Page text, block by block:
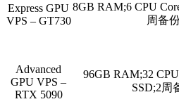
Express GPU
VPS – GT730
8GB RAM;6 CPU
周备
Advanced
GPU VPS –
RTX 5090
96GB RAM;32
SSD;2周